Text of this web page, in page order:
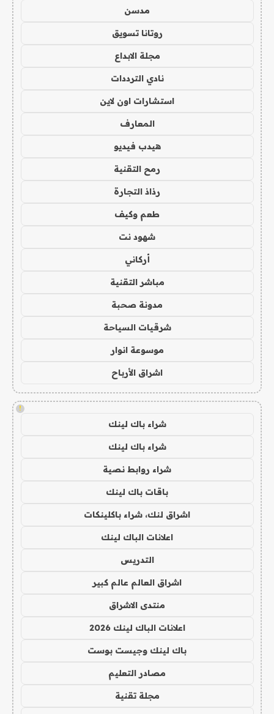
مدسن
روتانا تسويق
مجلة الابداع
نادي الترددات
استشارات اون لاين
المعارف
هيدب فيديو
رمح التقنية
رذاذ التجارة
طعم وكيف
شهود نت
أركاني
مباشر التقنية
مدونة صحبة
شرقيات السياحة
موسوعة انوار
اشراق الأرباح
!
شراء باك لينك
شراء باك لينك
شراء روابط نصية
باقات باك لينك
اشراق لنك، شراء باكلينكات
اعلانات الباك لينك
التدريس
اشراق العالم عالم كبير
منتدى الاشراق
اعلانات الباك لينك 2026
باك لينك وجيست بوست
مصادر التعليم
مجلة تقنية